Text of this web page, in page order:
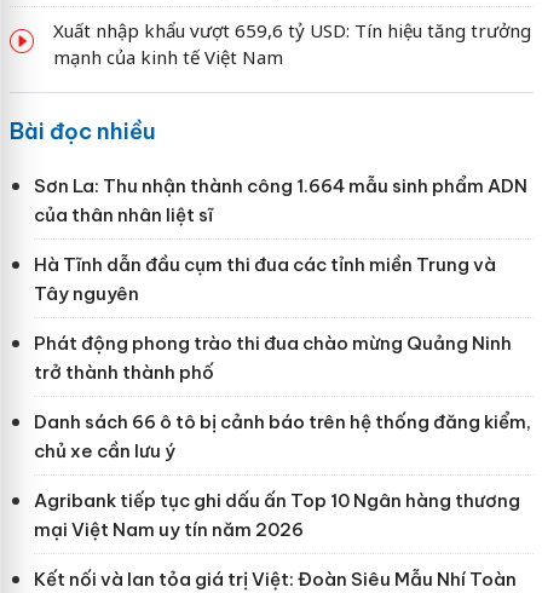
Xuất nhập khẩu vượt 659,6 tỷ USD: Tín hiệu tăng trưởng
mạnh của kinh tế Việt Nam
Bài đọc nhiều
Sơn La: Thu nhận thành công 1.664 mẫu sinh phẩm ADN
của thân nhân liệt sĩ
Hà Tĩnh dẫn đầu cụm thi đua các tỉnh miền Trung và
Tây nguyên
Phát động phong trào thi đua chào mừng Quảng Ninh
trở thành thành phố
Danh sách 66 ô tô bị cảnh báo trên hệ thống đăng kiểm,
chủ xe cần lưu ý
Agribank tiếp tục ghi dấu ấn Top 10 Ngân hàng thương
mại Việt Nam uy tín năm 2026
Kết nối và lan tỏa giá trị Việt: Đoàn Siêu Mẫu Nhí Toàn